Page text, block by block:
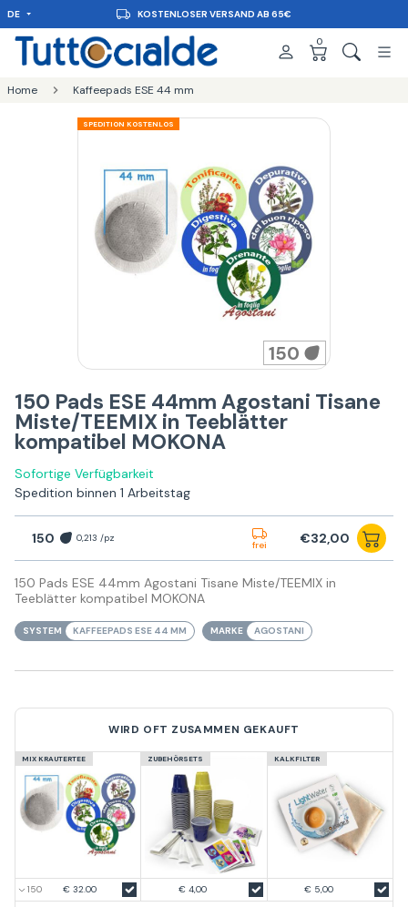
DE KOSTENLOSER VERSAND AB 65€
0
Home Kaffeepads ESE 44 mm
SPEDITION KOSTENLOS
150
150 Pads ESE 44mm Agostani Tisane
Miste/TEEMIX in Teeblätter
kompatibel MOKONA
Sofortige Verfügbarkeit
Spedition binnen 1 Arbeitstag
150 0,213 /pz
frei €32,00
150 Pads ESE 44mm Agostani Tisane Miste/TEEMIX in
Teeblätter kompatibel MOKONA
SYSTEM KAFFEEPADS ESE 44 MM MARKE AGOSTANI
WIRD OFT ZUSAMMEN GEKAUFT
MIX KRAUTERTEE
€ 32.00
ZUBEHÖRSETS
€ 4,00
KALKFILTER
€ 5,00